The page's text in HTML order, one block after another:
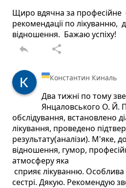
Щиро вдячна за професійне
рекомендації по лікуванню,
відношення. Бажаю успіху!
reply share
Константин Киналь
Два тижні по тому
Янцаловського О. Й.
обслідування, встановлено
лікування, проведено
результату(аналізи). М'яке,
відношення, гумор,
атмосферу яка
сприяє лікуванню.
сестрі. Дякую. Рекомендую